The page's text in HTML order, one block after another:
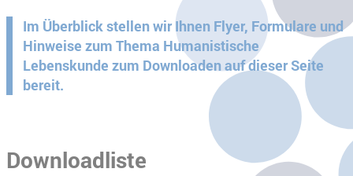
Im Überblick stellen wir Ihnen Flyer, Formulare und
Hinweise zum Thema Humanistische
Lebenskunde zum Downloaden auf dieser Seite
bereit.
Downloadliste